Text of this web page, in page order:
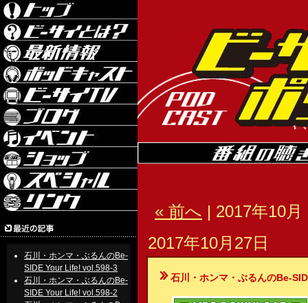
石川・ホンマ・ぶるんのBe-
SIDE Your Life! vol.598-3
石川・ホンマ・ぶるんのBe-
SIDE Your Life! vol.598-2
« 前へ | 2017年10
2017年10月27日
石川・ホンマ・ぶるんのBe-